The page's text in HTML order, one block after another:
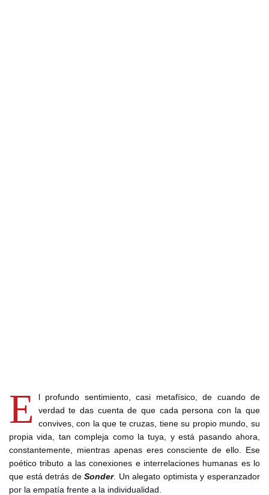
E
l profundo sentimiento, casi metafísico, de cuando de
verdad te das cuenta de que cada persona con la que
convives, con la que te cruzas, tiene su propio mundo, su
propia vida, tan compleja como la tuya, y está pasando ahora,
constantemente, mientras apenas eres consciente de ello. Ese
poético tributo a las conexiones e interrelaciones humanas es lo
que está detrás deSonder. Un alegato optimista y esperanzador
por la empatía frente a la individualidad.